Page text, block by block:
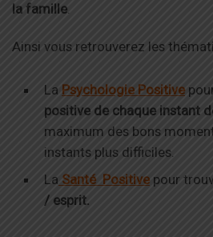
la famille.
Ainsi vous retrouverez les
La Psychologie Positive
positive de chaque instant
maximum des bons
instants plus difficiles.
La Santé Positive pour
/ esprit.